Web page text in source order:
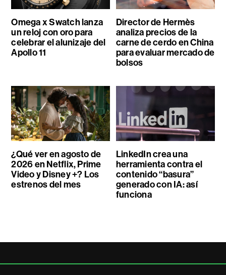
Omega x Swatch lanza
un reloj con oro para
celebrar el alunizaje del
Apollo 11
Director de Hermès
analiza precios de la
carne de cerdo en China
para evaluar mercado de
bolsos
¿Qué ver en agosto de
2026 en Netflix, Prime
Video y Disney +? Los
estrenos del mes
LinkedIn crea una
herramienta contra el
contenido “basura”
generado con IA: así
funciona